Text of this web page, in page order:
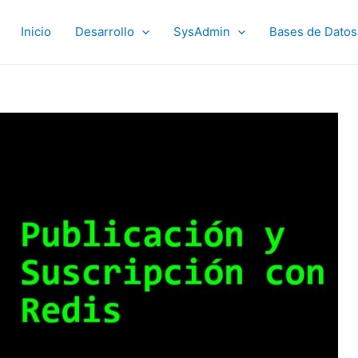
Inicio Desarrollo SysAdmin Bases de Datos